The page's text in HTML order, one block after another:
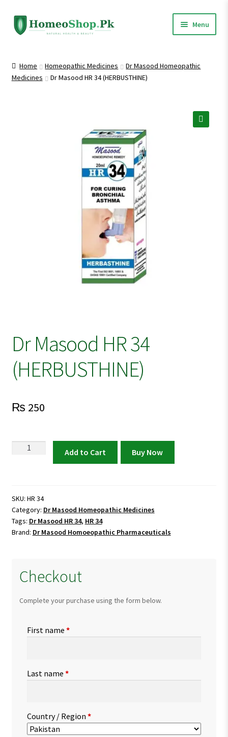
Skip
to
Skip
to
Menu
Shop All
Home Homeopathic Medicines
Dr Masood Homeopathic
Medicines
Dr Masood HR 34 (HERBUSTHINE)
Dr Masood HR 34
(HERBUSTHINE)
₨ 250
(HERBUSTHINE)
quantity
Add to Cart Buy Now
SKU: HR 34
Category: Dr Masood Homeopathic Medicines
Tags: Dr Masood HR 34, HR 34
Brand: Dr Masood Homoeopathic Pharmaceuticals
Checkout
Complete your purchase using the form below.
First name *
Last name *
Country / Region *